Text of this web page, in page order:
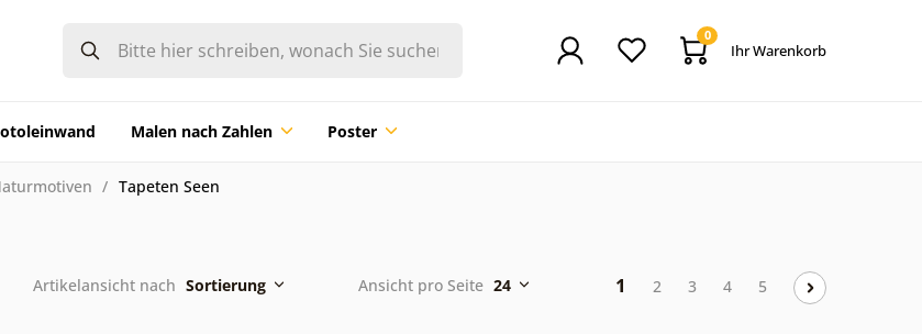
0
Ihr Warenkorb
Malen nach Zahlen Poster
Tapeten Seen
Artikelansicht nach Sortierung Ansicht pro Seite 24 1 2 3 4 5